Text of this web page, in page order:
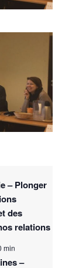
– Plonger
des
relations
min
–